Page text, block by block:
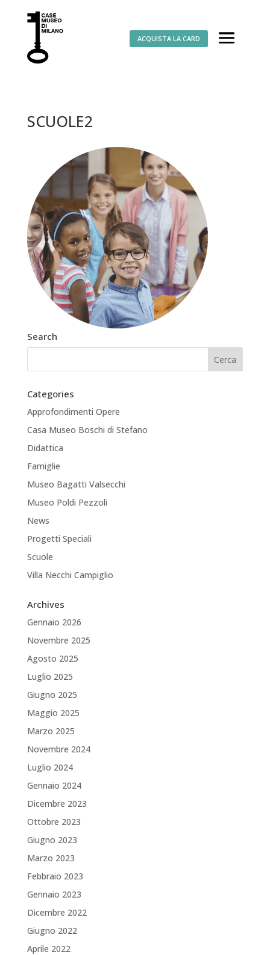
ACQUISTA LA CARD
SCUOLE2
Search
Categories
Approfondimenti Opere
Casa Museo Boschi di Stefano
Didattica
Famiglie
Museo Bagatti Valsecchi
Museo Poldi Pezzoli
News
Progetti Speciali
Scuole
Villa Necchi Campiglio
Archives
Gennaio 2026
Novembre 2025
Agosto 2025
Luglio 2025
Giugno 2025
Maggio 2025
Marzo 2025
Novembre 2024
Luglio 2024
Gennaio 2024
Dicembre 2023
Ottobre 2023
Giugno 2023
Marzo 2023
Febbraio 2023
Gennaio 2023
Dicembre 2022
Giugno 2022
Aprile 2022